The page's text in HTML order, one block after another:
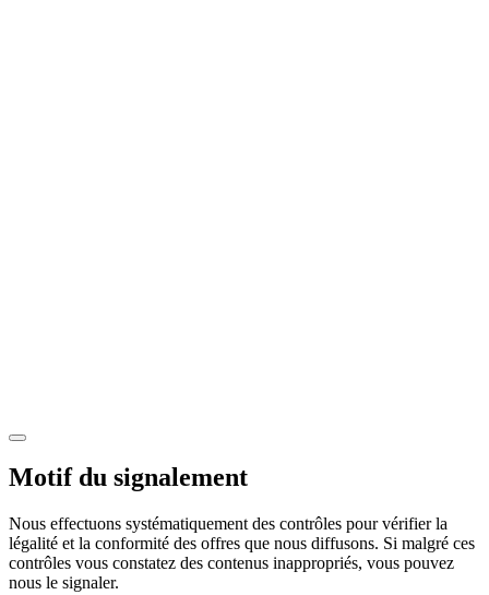
Motif du signalement
Nous effectuons systématiquement des contrôles pour vérifier la
légalité et la conformité des offres que nous diffusons. Si malgré ces
contrôles vous constatez des contenus inappropriés, vous pouvez
nous le signaler.